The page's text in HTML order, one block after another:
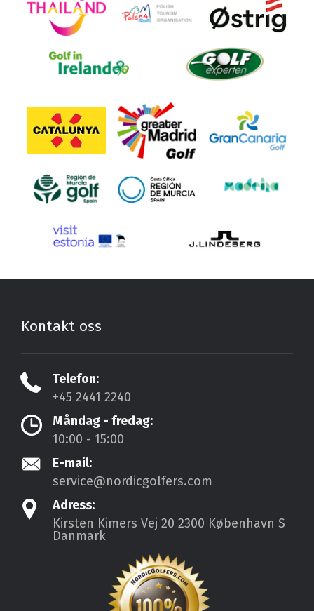
Kontakt oss
Telefon:
+45 2441 2240
Måndag - fredag:
10:00 - 15:00
E-mail:
service@nordicgolfers.com
Adress:
Kirsten Kimers Vej 20 2300 København S
Danmark